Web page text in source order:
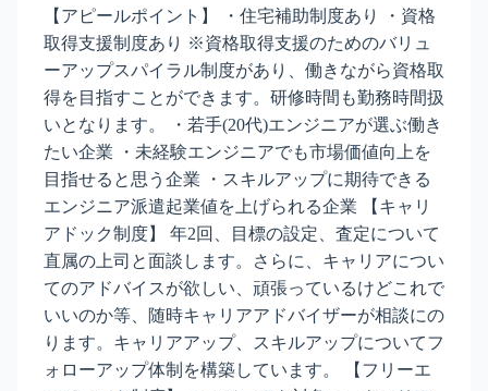
【アピールポイント】 ・住宅補助制度あり ・資格
取得支援制度あり ※資格取得支援のためのバリュ
ーアップスパイラル制度があり、働きながら資格取
得を目指すことができます。研修時間も勤務時間扱
いとなります。 ・若手(20代)エンジニアが選ぶ働き
たい企業 ・未経験エンジニアでも市場価値向上を
目指せると思う企業 ・スキルアップに期待できる
エンジニア派遣起業値を上げられる企業 【キャリ
アドック制度】 年2回、目標の設定、査定について
直属の上司と面談します。さらに、キャリアについ
てのアドバイスが欲しい、頑張っているけどこれで
いいのか等、随時キャリアアドバイザーが相談にの
ります。キャリアアップ、スキルアップについてフ
ォローアップ体制を構築しています。 【フリーエ